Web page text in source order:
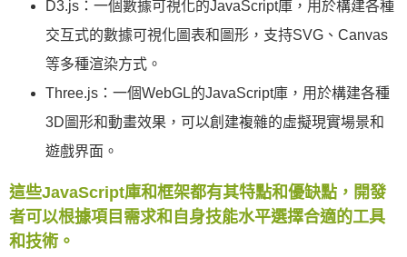
D3.js：一個數據可視化的JavaScript庫，用於構建各種
交互式的數據可視化圖表和圖形，支持SVG、Canvas
等多種渲染方式。
Three.js：一個WebGL的JavaScript庫，用於構建各種
3D圖形和動畫效果，可以創建複雜的虛擬現實場景和
遊戲界面。
這些JavaScript庫和框架都有其特點和優缺點，開發
者可以根據項目需求和自身技能水平選擇合適的工具
和技術。